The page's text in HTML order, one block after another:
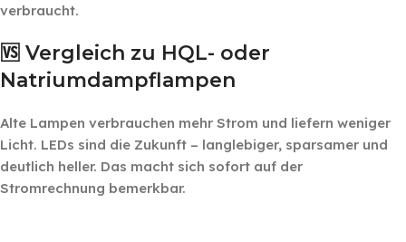
verbraucht.
🆚 Vergleich zu HQL- oder
Natriumdampflampen
Alte Lampen verbrauchen mehr Strom und liefern weniger
Licht. LEDs sind die Zukunft – langlebiger, sparsamer und
deutlich heller. Das macht sich sofort auf der
Stromrechnung bemerkbar.